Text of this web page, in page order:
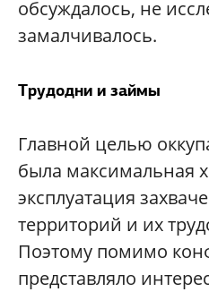
обсуждалось, не
замалчивалось.
Трудодни и займы
Главной целью
была максимальная
эксплуатация
территорий и их
Поэтому помимо
представляло